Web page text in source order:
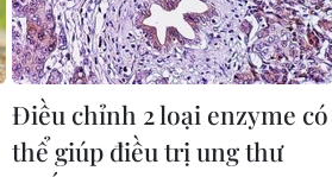
Điều chỉnh 2 loại enzyme có
thể giúp điều trị ung thư